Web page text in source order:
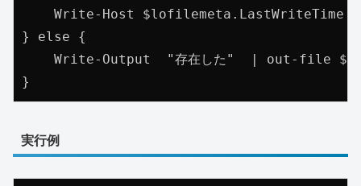
    Write-Host $lofilemeta.LastWriteTime
} else {
Write-Output  "存在した"  | out-file
}
実行例